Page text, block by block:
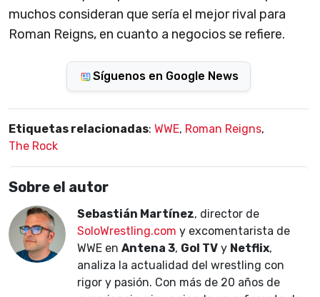
muchos consideran que sería el mejor rival para
Roman Reigns, en cuanto a negocios se refiere.
Síguenos en Google News
Etiquetas relacionadas: WWE, Roman Reigns,
The Rock
Sobre el autor
Sebastián Martínez, director de
SoloWrestling.com y excomentarista de
WWE en Antena 3, Gol TV y Netflix,
analiza la actualidad del wrestling con
rigor y pasión. Con más de 20 años de